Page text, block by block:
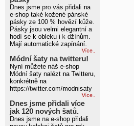
Dnes jsme pro vás přidali na
e-shop také kožené pánské
pásky ze 100 % hovězí kůže.
Pásky jsou velmi elegantní a
hodí se k obleku i k džínům.
Mají automatické zapínání.
Více..
Módní šaty na twitteru!
Nyní můžete náš e-shop
Módní šaty nalézt na Twitteru,
konkrétně na
https://twitter.com/modnisaty
Více..
Dnes jsme přidali více
jak 120 nových šatů.
Dnes jsme na e-shop přidali